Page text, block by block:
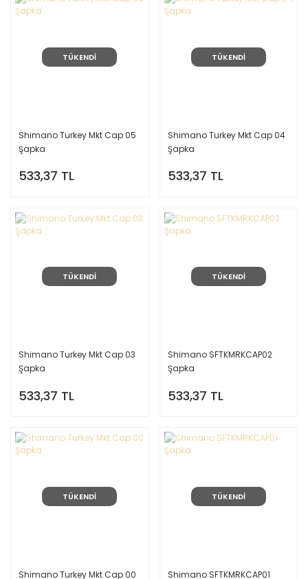
TÜKENDİ
Shimano Turkey Mkt Cap 05
Şapka
533,37 TL
TÜKENDİ
Shimano Turkey Mkt Cap 04
Şapka
533,37 TL
TÜKENDİ
Shimano Turkey Mkt Cap 03
Şapka
533,37 TL
TÜKENDİ
Shimano SFTKMRKCAP02
Şapka
533,37 TL
TÜKENDİ
Shimano Turkey Mkt Cap 00
TÜKENDİ
Shimano SFTKMRKCAP01